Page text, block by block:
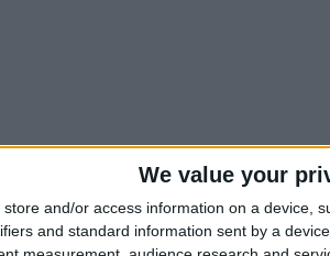
We value your
store and/or access information on a device,
and standard information sent by a
sintesi sul sito NOYB.eu)
di Meta, in aperta
la minimizzazione del